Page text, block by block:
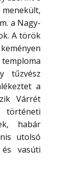
a Nagy-
A török
tűzvész
a
Várrét
habár
utolsó
és vasúti